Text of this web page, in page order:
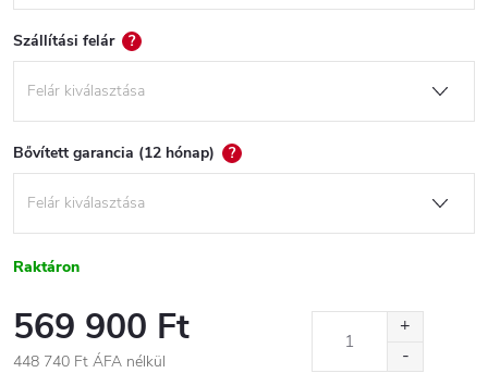
Szállítási felár ?
Bővített garancia (12 hónap) ?
Raktáron
569 900 Ft
448 740 Ft ÁFA nélkül